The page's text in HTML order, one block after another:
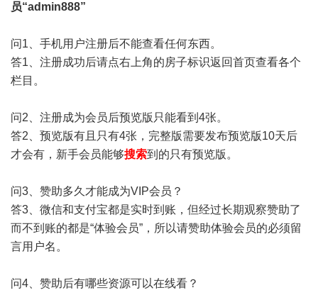
员“admin888”
问1、手机用户注册后不能查看任何东西。
答1、注册成功后请点右上角的房子标识返回首页查看各个
栏目。
问2、注册成为会员后预览版只能看到4张。
答2、预览版有且只有4张，完整版需要发布预览版10天后
才会有，新手会员能够搜索到的只有预览版。
问3、赞助多久才能成为VIP会员？
答3、微信和支付宝都是实时到账，但经过长期观察赞助了
而不到账的都是“体验会员”，所以请赞助体验会员的必须留
言用户名。
问4、赞助后有哪些资源可以在线看？